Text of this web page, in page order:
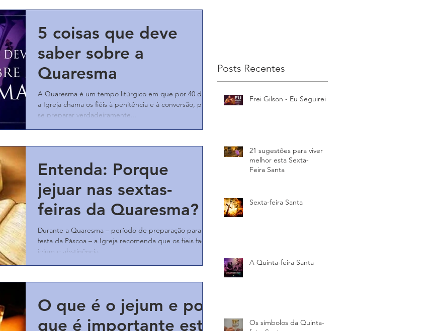
5 coisas que deve
saber sobre a
Quaresma
A Quaresma é um tempo litúrgico em que por 40 dias
a Igreja chama os fiéis à penitência e à conversão, para
se preparar verdadeiramente...
Entenda: Porque
jejuar nas sextas-
feiras da Quaresma?
Durante a Quaresma – período de preparação para a
festa da Páscoa – a Igreja recomenda que os fieis façam
jejum e abstinência,...
O que é o jejum e por
que é importante esta
Posts Recentes
Frei Gilson - Eu Seguirei
21 sugestões para viver
melhor esta Sexta-
Feira Santa
Sexta-feira Santa
A Quinta-feira Santa
Os símbolos da Quinta-